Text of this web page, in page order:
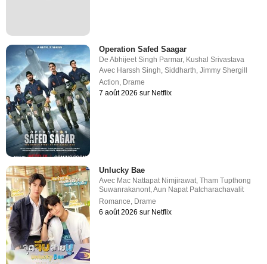
Operation Safed Saagar
DeAbhijeet Singh Parmar, Kushal Srivastava
Avec Harssh Singh,Siddharth,Jimmy Shergill
Action, Drame
7 août 2026 sur Netflix
Unlucky Bae
Avec Mac Nattapat Nimjirawat,Tham Tupthong
Suwanrakanont,Aun Napat Patcharachavalit
Romance, Drame
6 août 2026 sur Netflix